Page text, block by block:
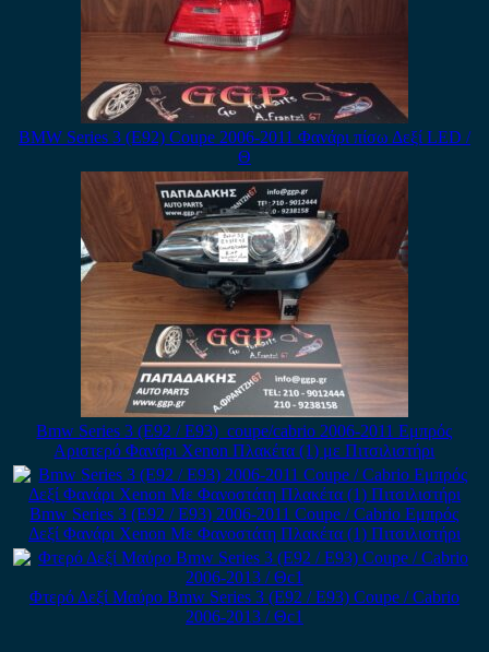
BMW Series 3 (E92) Coupe 2006-2011 Φανάρι πίσω Δεξί LED /
Θ
Bmw Series 3 (E92 / E93) coupe/cabrio 2006-2011 Εμπρός
Αριστερό Φανάρι Xenon Πλακέτα (1) με Πιτσιλιστήρι
Bmw Series 3 (E92 / E93) 2006-2011 Coupe / Cabrio Εμπρός
Δεξί Φανάρι Xenon Με Φανοστάτη Πλακέτα (1) Πιτσιλιστήρι
Φτερό Δεξί Μαύρο Bmw Series 3 (E92 / E93) Coupe / Cabrio
2006-2013 / Θc1